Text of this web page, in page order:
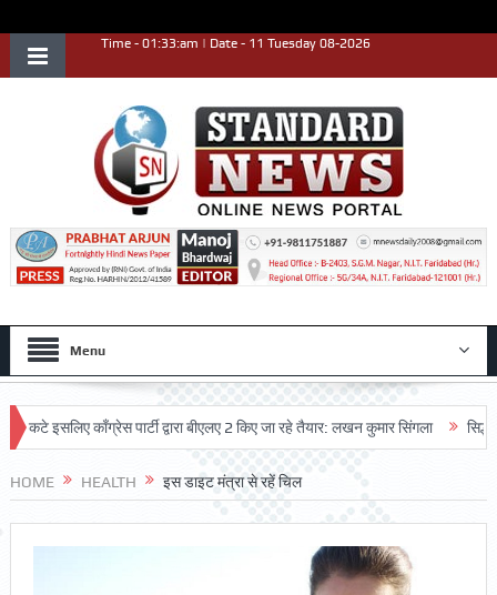
Time - 01:33:am | Date - 11 Tuesday 08-2026
Menu
काँग्रेस पार्टी द्वारा बीएलए 2 किए जा रहे तैयार: लखन कुमार सिंगला सिद्धपीठ
HOME HEALTH इस डाइट मंत्रा से रहें चिल